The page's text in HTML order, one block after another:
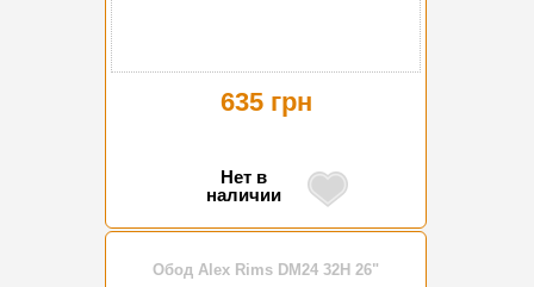
635 грн
Нет в
наличии
Обод Alex Rims DM24 32H 26"